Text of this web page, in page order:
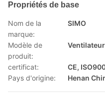
Propriétés de base
Nom de la
marque:
SIMO
Modèle de
produit:
certificat:
CE,
Pays d'origine:
Henan